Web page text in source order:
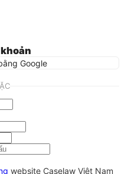
Google
website Caselaw Việt Nam